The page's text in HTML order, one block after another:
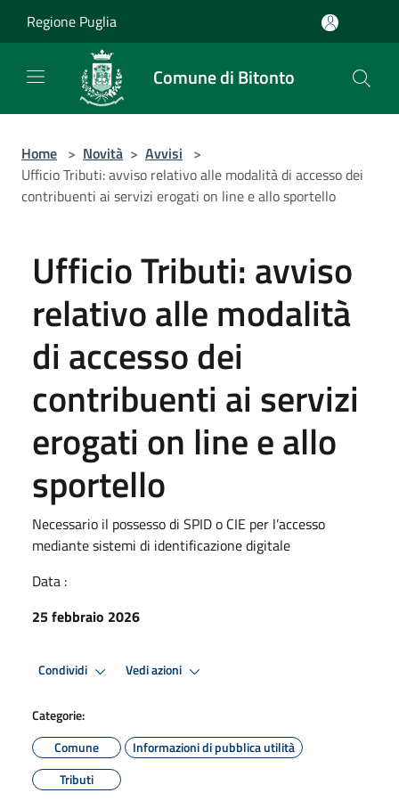
Regione Puglia
Comune di Bitonto
Home > Novità > Avvisi >
Ufficio Tributi: avviso relativo alle modalità di accesso dei
contribuenti ai servizi erogati on line e allo sportello
Ufficio Tributi: avviso
relativo alle modalità
di accesso dei
contribuenti ai servizi
erogati on line e allo
sportello
Necessario il possesso di SPID o CIE per l’accesso
mediante sistemi di identificazione digitale
Data :
25 febbraio 2026
Condividi Vedi azioni
Categorie:
Comune
Informazioni di pubblica utilità
Tributi